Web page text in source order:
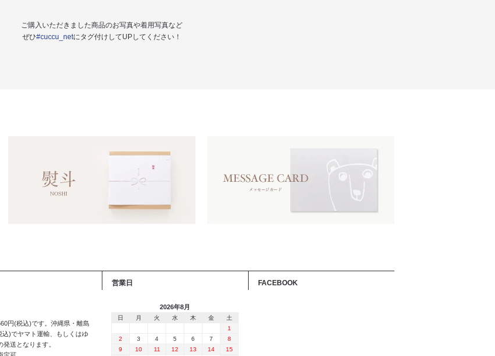
ご購入いただきました商品のお写真や着用写真など
ぜひ#cuccu_netにタグ付けしてUPしてください！
円(税込)です。沖縄県・離島
込)でヤマト運輸、もしくはゆ
発送となります。
営業日
2026年8月
日 月 火 水 木 金
土
1
2
3 4 5 6 7
8
9
10 11 12 13 14
15
FACEBOOK